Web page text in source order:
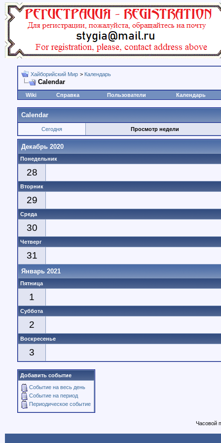
Хайборийский Мир > Календарь
Calendar
Wiki Справка Пользователи Календарь
Calendar
Сегодня Просмотр недели
Декабрь 2020
Понедельник
28
Вторник
29
Среда
30
Четверг
31
Январь 2021
Пятница
1
Суббота
2
Воскресенье
3
Добавить событие
Событие на весь день
Событие на период
Периодическое событие
Часовой